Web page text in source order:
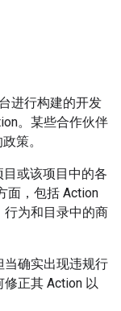
进行构建的开发
。某些合作伙伴
策。
目或该项目中的各
面，包括 Action
行为和目录中的商
当确实出现违规行
正其 Action 以